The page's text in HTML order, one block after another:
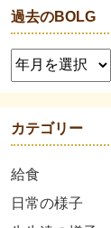
過去のBOLG
カテゴリー
給食
日常の様子